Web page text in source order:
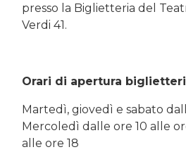
presso la Biglietteria del
Verdi 41.
Orari di apertura
Martedì, giovedì e sabato
Mercoledì dalle ore 10 alle
alle ore 18